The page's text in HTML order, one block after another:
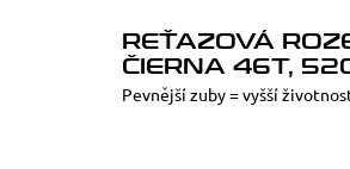
REŤAZOVÁ
ČIERNA 46T,
Pevnější zuby = vyšší